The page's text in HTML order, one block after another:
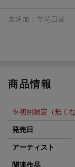
エントリー＆
【楽天24】日
未追加： 立花日菜
商品情報
※初回限定（無く
発売日
アーティスト
関連作品